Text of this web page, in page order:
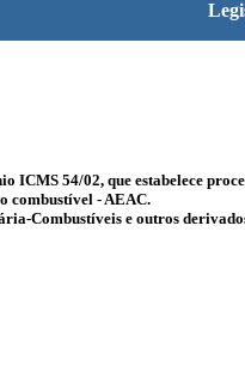
ICMS 54/02, que estabelece
combustível - AEAC.
Combustíveis e outros